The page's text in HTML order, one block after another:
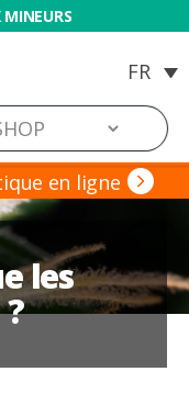
en ligne
les